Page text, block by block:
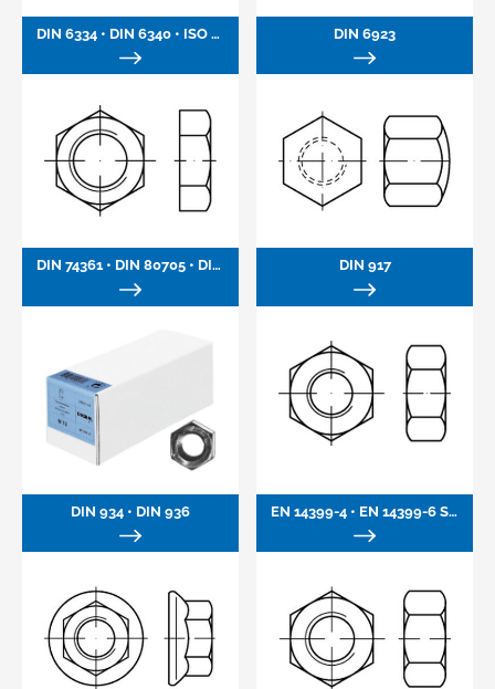
DIN 6334 • DIN 6340 • ISO 8734 DIN 6923
DIN 74361 • DIN 80705 • DIN 82101 Schäkel DIN 917
DIN 934 • DIN 936 EN 14399-4 • EN 14399-6 Sicherungsmuffe HV